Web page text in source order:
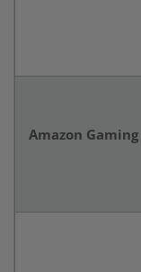
Amazon Gaming